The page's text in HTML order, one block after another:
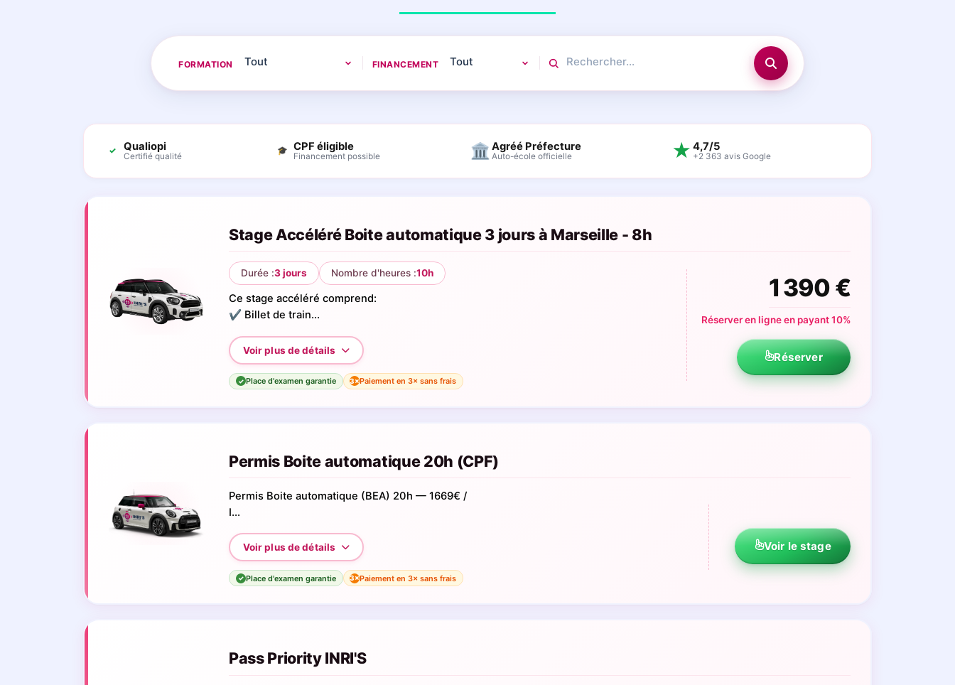
FORMATION FINANCEMENT
✓ Qualiopi
Certifié qualité
🎓 CPF éligible
Financement possible 🏛 Agréé Préfecture
Auto-école officielle ★ 4,7/5
+2 363 avis Google
Stage Accéléré Boite automatique 3 jours à Marseille - 8h
Durée :3 jours Nombre d'heures :10h
Ce stage accéléré comprend:
✔️ Billet de train...
✓ Place d'examen garantie 3×Paiement en 3× sans frais
1 390 €
Réserver en ligne en payant 10%
Réserver
Permis Boite automatique 20h (CPF)
Permis Boite automatique (BEA) 20h — 1669€ /
I...
✓ Place d'examen garantie 3×Paiement en 3× sans frais
Voir le stage
Pass Priority INRI'S